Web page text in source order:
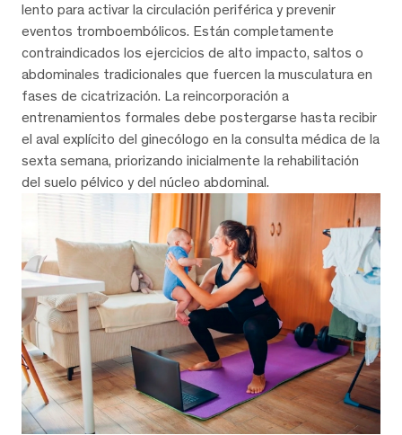
lento para activar la circulación periférica y prevenir
eventos tromboembólicos. Están completamente
contraindicados los ejercicios de alto impacto, saltos o
abdominales tradicionales que fuercen la musculatura en
fases de cicatrización. La reincorporación a
entrenamientos formales debe postergarse hasta recibir
el aval explícito del ginecólogo en la consulta médica de la
sexta semana, priorizando inicialmente la rehabilitación
del suelo pélvico y del núcleo abdominal.